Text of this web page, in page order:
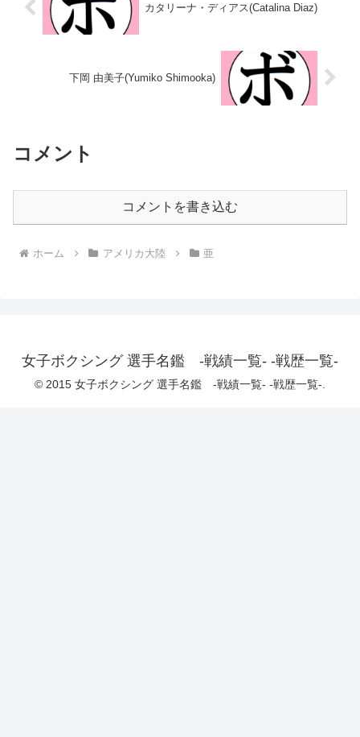
カタリーナ・ディアス(Catalina Diaz)
下岡 由美子(Yumiko Shimooka)
コメント
コメントを書き込む
ホーム アメリカ大陸 亜
女子ボクシング 選手名鑑 -戦績一覧- -戦歴一覧-
© 2015 女子ボクシング 選手名鑑 -戦績一覧- -戦歴一覧-.